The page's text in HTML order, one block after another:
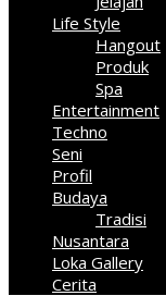
Life Style
Hangout
Produk
Spa
Entertainment
Techno
Seni
Profil
Budaya
Tradisi
Nusantara
Loka Gallery
Cerita